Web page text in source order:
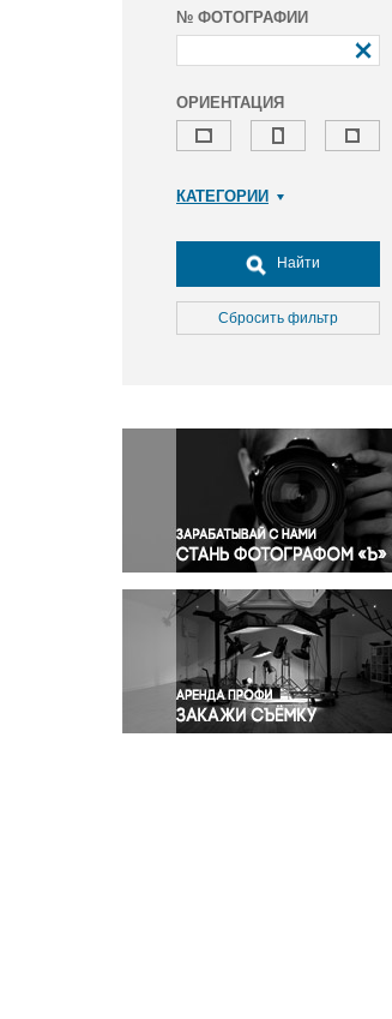
№ ФОТОГРАФИИ
ОРИЕНТАЦИЯ
КАТЕГОРИИ
Досуг, туризм и отдых
Культура
Медицина
Окружающая среда
Политика
Правосудие
Происшествия и конфликты
Религия
Светская жизнь
Спорт
Экология
Экономика и бизнес
Найти
Сбросить фильтр